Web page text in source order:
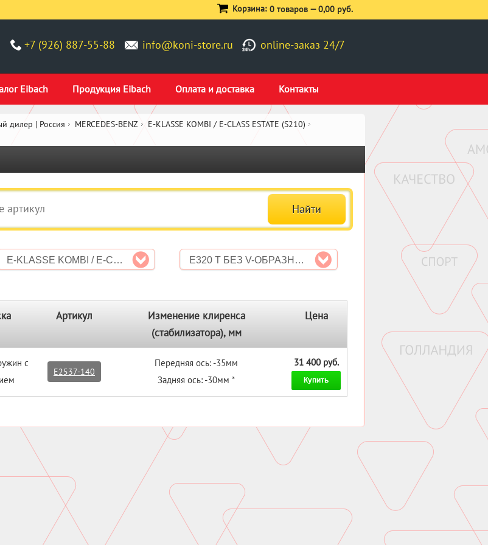
+7 (926) 887-55-88 info@koni-store.ru online-заказ 24/7
Eibach Продукция Eibach Оплата и доставка Контакты
Корзина: 0 товаров —0,00 руб.
дилер | Россия MERCEDES-BENZ E-KLASSE KOMBI / E-CLASS ESTATE (S210)
E-KLASSE KOMBI / E-CLASS ESTATE (S210) E320 T БЕЗ V-ОБРАЗНОГО ДВИГАТЕЛЯ
Артикул
Изменение клиренса
(стабилизатора), мм
Цена
с
E2537-140
Передняя ось: -35мм
Задняя ось: -30мм *
31 400 руб.
Купить